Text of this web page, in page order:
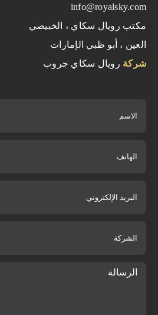
info@royalsky.com
مكتب رويال سكاي ، الخبيصي
العين ، أبو ظبي الإمارات
شركة رويال سكاي جروب